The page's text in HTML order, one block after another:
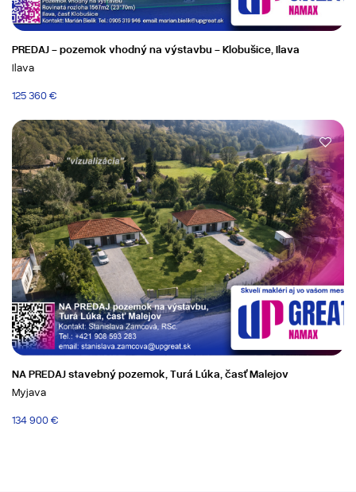
PREDAJ - pozemok vhodný na výstavbu - Klobušice, Ilava
Ilava
125 360 €
NA PREDAJ stavebný pozemok, Turá Lúka, časť Malejov
Myjava
134 900 €